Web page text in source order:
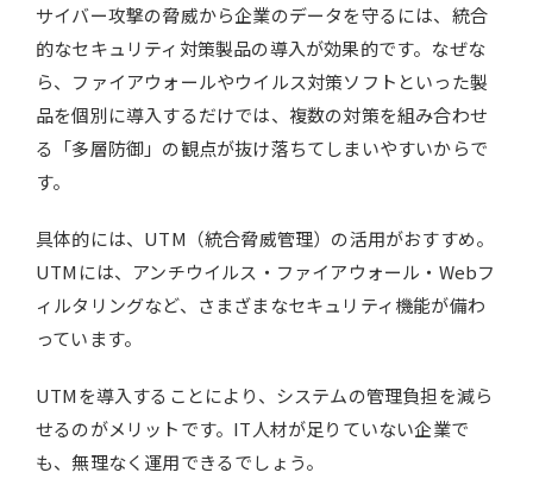
サイバー攻撃の脅威から企業のデータを守るには、統合
的なセキュリティ対策製品の導入が効果的です。なぜな
ら、ファイアウォールやウイルス対策ソフトといった製
品を個別に導入するだけでは、複数の対策を組み合わせ
る「多層防御」の観点が抜け落ちてしまいやすいからで
す。
具体的には、UTM（統合脅威管理）の活用がおすすめ。
UTMには、アンチウイルス・ファイアウォール・Webフ
ィルタリングなど、さまざまなセキュリティ機能が備わ
っています。
UTMを導入することにより、システムの管理負担を減ら
せるのがメリットです。IT人材が足りていない企業で
も、無理なく運用できるでしょう。